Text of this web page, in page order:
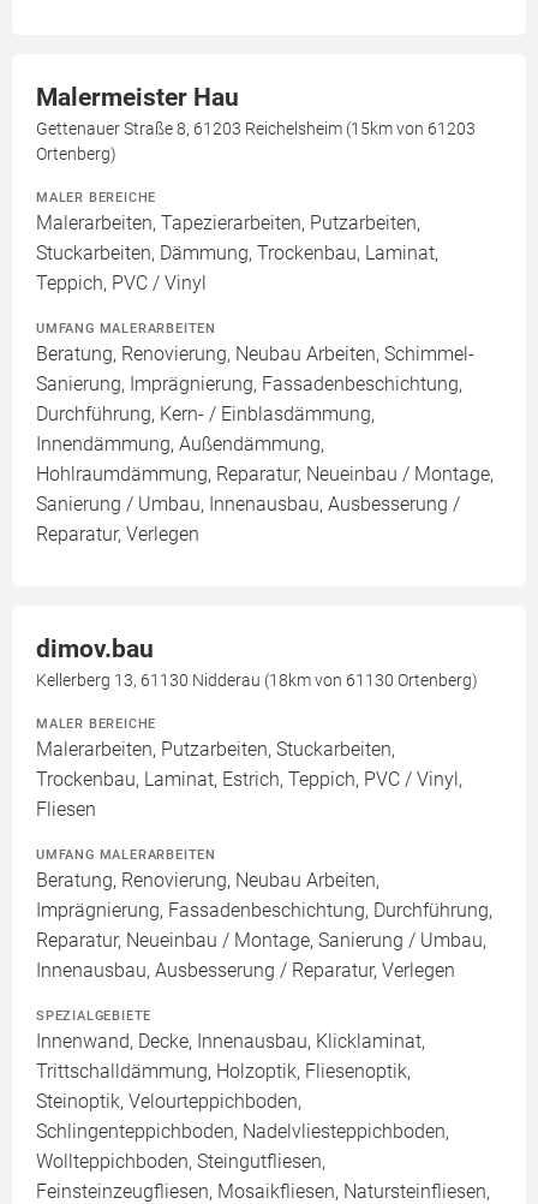
Malermeister Hau
Gettenauer Straße 8, 61203 Reichelsheim (15km von 61203
Ortenberg)
MALER BEREICHE
Malerarbeiten, Tapezierarbeiten, Putzarbeiten,
Stuckarbeiten, Dämmung, Trockenbau, Laminat,
Teppich, PVC / Vinyl
UMFANG MALERARBEITEN
Beratung, Renovierung, Neubau Arbeiten, Schimmel-
Sanierung, Imprägnierung, Fassadenbeschichtung,
Durchführung, Kern- / Einblasdämmung,
Innendämmung, Außendämmung,
Hohlraumdämmung, Reparatur, Neueinbau / Montage,
Sanierung / Umbau, Innenausbau, Ausbesserung /
Reparatur, Verlegen
dimov.bau
Kellerberg 13, 61130 Nidderau (18km von 61130 Ortenberg)
MALER BEREICHE
Malerarbeiten, Putzarbeiten, Stuckarbeiten,
Trockenbau, Laminat, Estrich, Teppich, PVC / Vinyl,
Fliesen
UMFANG MALERARBEITEN
Beratung, Renovierung, Neubau Arbeiten,
Imprägnierung, Fassadenbeschichtung, Durchführung,
Reparatur, Neueinbau / Montage, Sanierung / Umbau,
Innenausbau, Ausbesserung / Reparatur, Verlegen
SPEZIALGEBIETE
Innenwand, Decke, Innenausbau, Klicklaminat,
Trittschalldämmung, Holzoptik, Fliesenoptik,
Steinoptik, Velourteppichboden,
Schlingenteppichboden, Nadelvliesteppichboden,
Wollteppichboden, Steingutfliesen,
Feinsteinzeugfliesen, Mosaikfliesen, Natursteinfliesen,